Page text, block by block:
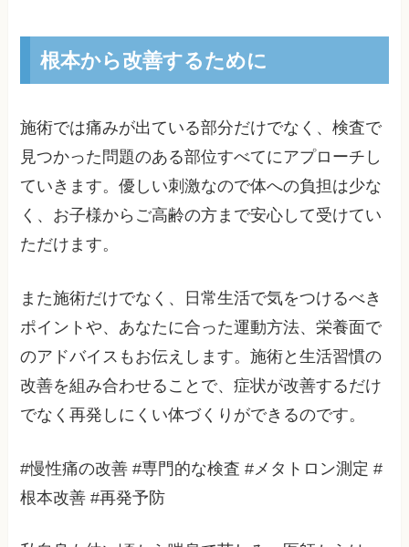
根本から改善するために
施術では痛みが出ている部分だけでなく、検査で
見つかった問題のある部位すべてにアプローチし
ていきます。優しい刺激なので体への負担は少な
く、お子様からご高齢の方まで安心して受けてい
ただけます。
また施術だけでなく、日常生活で気をつけるべき
ポイントや、あなたに合った運動方法、栄養面で
のアドバイスもお伝えします。施術と生活習慣の
改善を組み合わせることで、症状が改善するだけ
でなく再発しにくい体づくりができるのです。
#慢性痛の改善 #専門的な検査 #メタトロン測定 #
根本改善 #再発予防